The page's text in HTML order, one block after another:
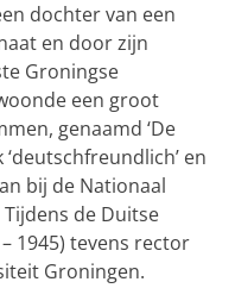
dochter van een
en door zijn
Groningse
een groot
genaamd ‘De
en
bij de Nationaal
Tijdens de Duitse
1945) tevens rector
Groningen.